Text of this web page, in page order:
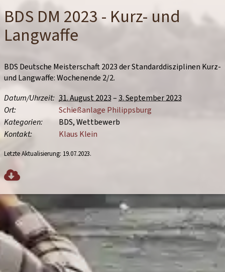
BDS DM 2023 - Kurz- und
Langwaffe
BDS Deutsche Meisterschaft 2023 der Standarddisziplinen Kurz-
und Langwaffe: Wochenende 2/2.
Datum/Uhrzeit 31. August 2023–3. September 2023
Ort
Schießanlage Philippsburg
Kategorien
BDS Wettbewerb
Kontakt
Klaus Klein
Letzte Aktualisierung: 19.07.2023.